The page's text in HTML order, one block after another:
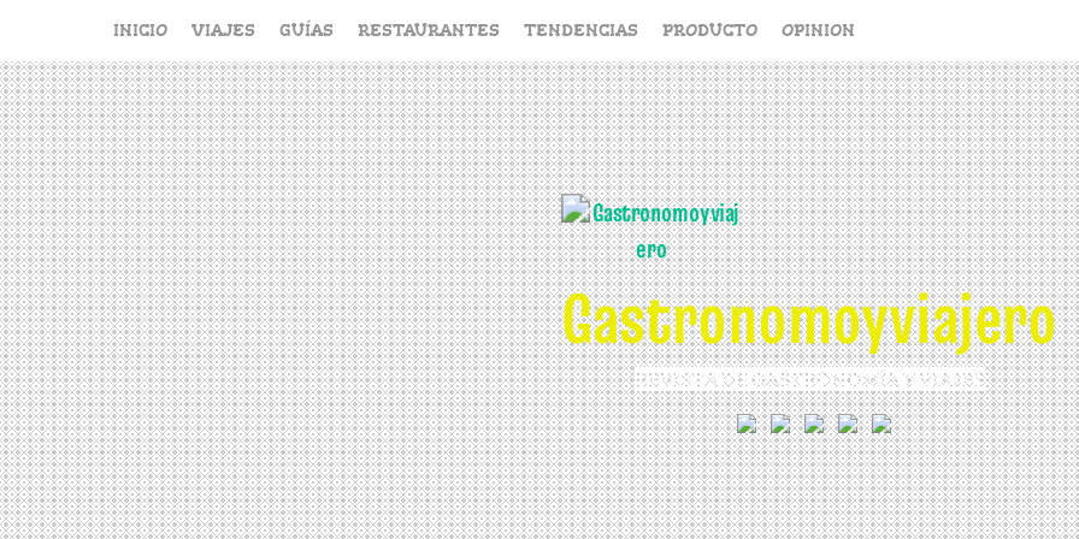
contenido
INICIO VIAJES GUÍAS RESTAURANTES TENDENCIAS PRODUCTO OPINION
Gastronomoyviajero
REVISTA DE GASTRONOMÍA Y VIAJES